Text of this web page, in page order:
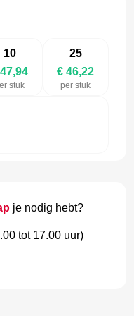
10
stuk
25
€ 46,22
per stuk
je nodig hebt?
tot 17.00 uur)